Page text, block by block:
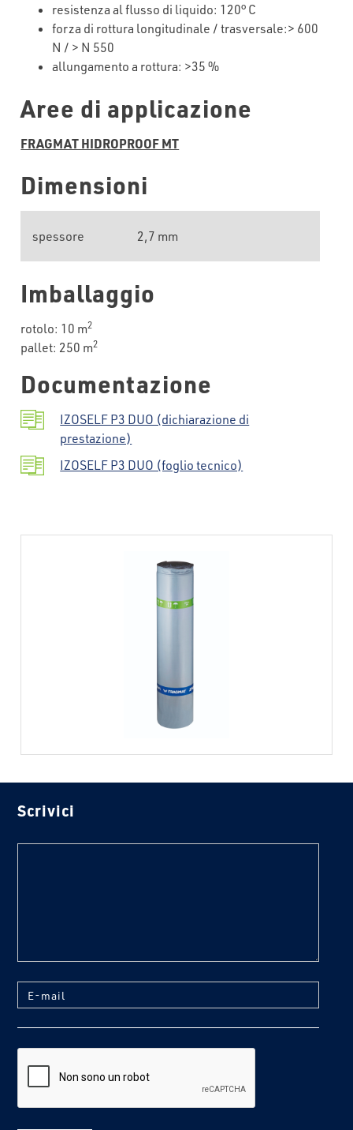
resistenza al flusso di liquido: 120° C
forza di rottura longitudinale / trasversale:> 600
N / > N 550
allungamento a rottura: >35 %
Aree di applicazione
FRAGMAT HIDROPROOF MT
Dimensioni
spessore 2,7 mm
Imballaggio
rotolo: 10 m2
pallet: 250 m2
Documentazione
IZOSELF P3 DUO (dichiarazione di
prestazione)
IZOSELF P3 DUO (foglio tecnico)
Scrivici
E-mail